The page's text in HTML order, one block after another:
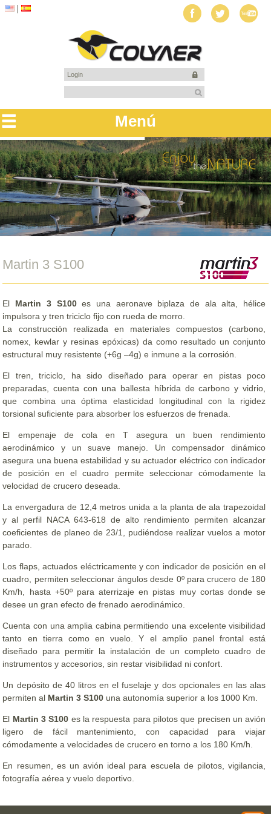
Login
Menú
Martin 3 S100
El Martin 3 S100es una aeronave biplaza de ala alta, hélice
impulsora y tren triciclo fijo con rueda de morro.
La construcción realizada en materiales compuestos (carbono,
nomex, kewlar y resinas epóxicas) da como resultado un conjunto
estructural muy resistente (+6g –4g) e inmune a la corrosión.
El tren, triciclo, ha sido diseñado para operar en pistas poco
preparadas, cuenta con una ballesta híbrida de carbono y vidrio,
que combina una óptima elasticidad longitudinal con la rigidez
torsional suficiente para absorber los esfuerzos de frenada.
El empenaje de cola en T asegura un buen rendimiento
aerodinámico y un suave manejo. Un compensador dinámico
asegura una buena estabilidad y su actuador eléctrico con indicador
de posición en el cuadro permite seleccionar cómodamente la
velocidad de crucero deseada.
La envergadura de 12,4 metros unida a la planta de ala trapezoidal
y al perfil NACA 643-618 de alto rendimiento permiten alcanzar
coeficientes de planeo de 23/1, pudiéndose realizar vuelos a motor
parado.
Los flaps, actuados eléctricamente y con indicador de posición en el
cuadro, permiten seleccionar ángulos desde 0º para crucero de 180
Km/h, hasta +50º para aterrizaje en pistas muy cortas donde se
desee un gran efecto de frenado aerodinámico.
Cuenta con una amplia cabina permitiendo una excelente visibilidad
tanto en tierra como en vuelo. Y el amplio panel frontal está
diseñado para permitir la instalación de un completo cuadro de
instrumentos y accesorios, sin restar visibilidad ni confort.
Un depósito de 40 litros en el fuselaje y dos opcionales en las alas
permiten al Martin 3 S100 una autonomía superior a los 1000 Km.
El Martin 3 S100 es la respuesta para pilotos que precisen un avión
ligero de fácil mantenimiento, con capacidad para viajar
cómodamente a velocidades de crucero en torno a los 180 Km/h.
En resumen, es un avión ideal para escuela de pilotos, vigilancia,
fotografía aérea y vuelo deportivo.